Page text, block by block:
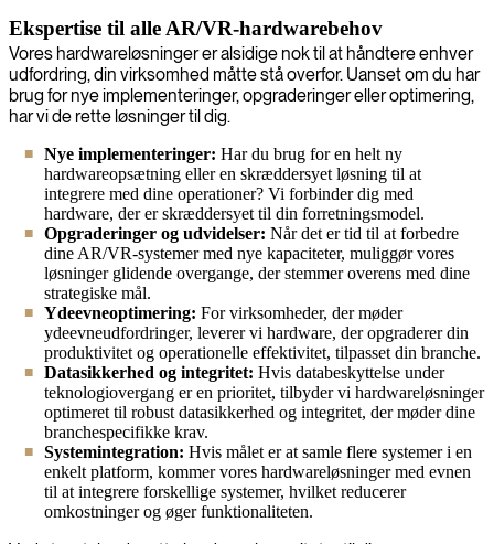
Ekspertise til alle AR/VR-hardwarebehov
Vores hardwareløsninger er alsidige nok til at håndtere enhver
udfordring, din virksomhed måtte stå overfor. Uanset om du har
brug for nye implementeringer, opgraderinger eller optimering,
har vi de rette løsninger til dig.
Nye implementeringer: Har du brug for en helt ny
hardwareopsætning eller en skræddersyet løsning til at
integrere med dine operationer? Vi forbinder dig med
hardware, der er skræddersyet til din forretningsmodel.
Opgraderinger og udvidelser: Når det er tid til at forbedre
dine AR/VR-systemer med nye kapaciteter, muliggør vores
løsninger glidende overgange, der stemmer overens med dine
strategiske mål.
Ydeevneoptimering: For virksomheder, der møder
ydeevneudfordringer, leverer vi hardware, der opgraderer din
produktivitet og operationelle effektivitet, tilpasset din branche.
Datasikkerhed og integritet: Hvis databeskyttelse under
teknologiovergang er en prioritet, tilbyder vi hardwareløsninger
optimeret til robust datasikkerhed og integritet, der møder dine
branchespecifikke krav.
Systemintegration: Hvis målet er at samle flere systemer i en
enkelt platform, kommer vores hardwareløsninger med evnen
til at integrere forskellige systemer, hvilket reducerer
omkostninger og øger funktionaliteten.